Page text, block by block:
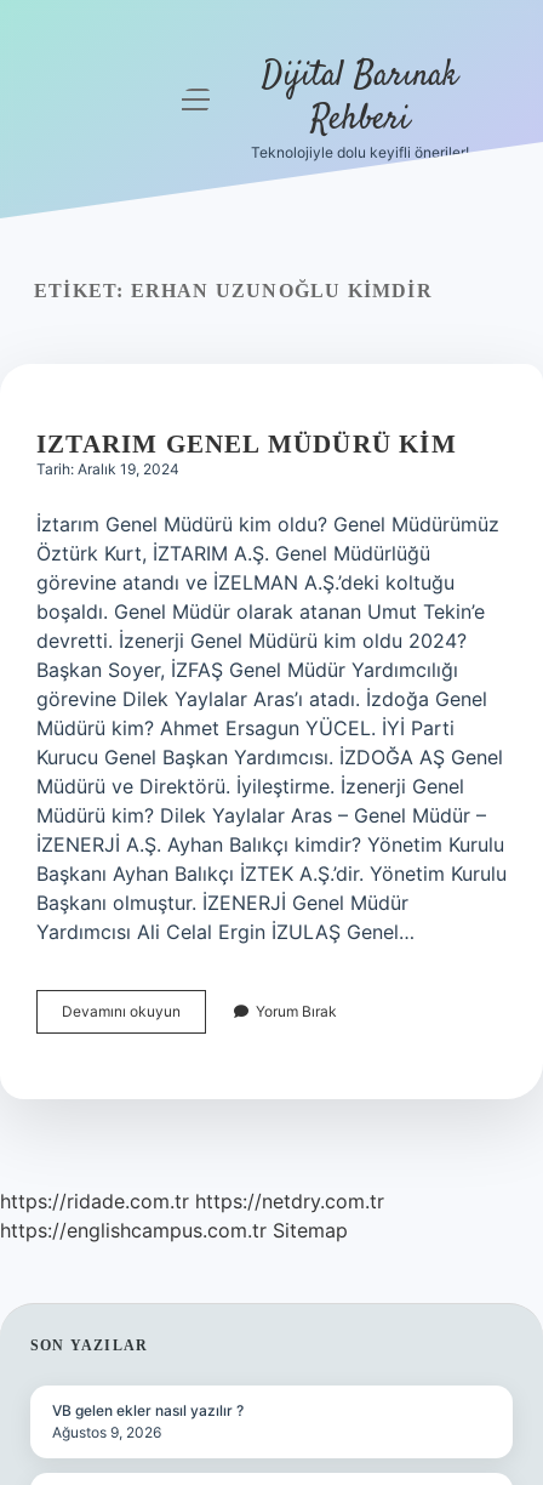
menüyü
Dijital Barınak
Rehberi
Teknolojiyle dolu keyifli öneriler!
ETIKET: ERHAN UZUNOĞLU KIMDIR
IZTARIM GENEL MÜDÜRÜ KIM
Tarih: Aralık 19, 2024
İztarım Genel Müdürü kim oldu? Genel Müdürümüz
Öztürk Kurt, İZTARIM A.Ş. Genel Müdürlüğü
görevine atandı ve İZELMAN A.Ş.’deki koltuğu
boşaldı. Genel Müdür olarak atanan Umut Tekin’e
devretti. İzenerji Genel Müdürü kim oldu 2024?
Başkan Soyer, İZFAŞ Genel Müdür Yardımcılığı
görevine Dilek Yaylalar Aras’ı atadı. İzdoğa Genel
Müdürü kim? Ahmet Ersagun YÜCEL. İYİ Parti
Kurucu Genel Başkan Yardımcısı. İZDOĞA AŞ Genel
Müdürü ve Direktörü. İyileştirme. İzenerji Genel
Müdürü kim? Dilek Yaylalar Aras – Genel Müdür –
İZENERJİ A.Ş. Ayhan Balıkçı kimdir? Yönetim Kurulu
Başkanı Ayhan Balıkçı İZTEK A.Ş.’dir. Yönetim Kurulu
Başkanı olmuştur. İZENERJİ Genel Müdür
Yardımcısı Ali Celal Ergin İZULAŞ Genel…
Devamını okuyun
Genel
Yorum Bırak
https://ridade.com.tr https://netdry.com.tr
https://englishcampus.com.tr Sitemap
SIDEBAR
SON YAZILAR
VB gelen ekler nasıl yazılır ?
Ağustos 9, 2026